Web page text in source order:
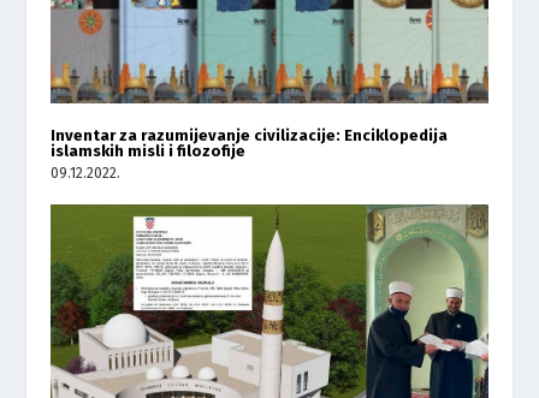
Inventar za razumijevanje civilizacije: Enciklopedija
islamskih misli i filozofije
09.12.2022.